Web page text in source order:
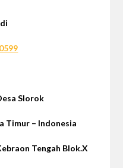
Slorok
Timur – Indonesia
Tengah Blok.X